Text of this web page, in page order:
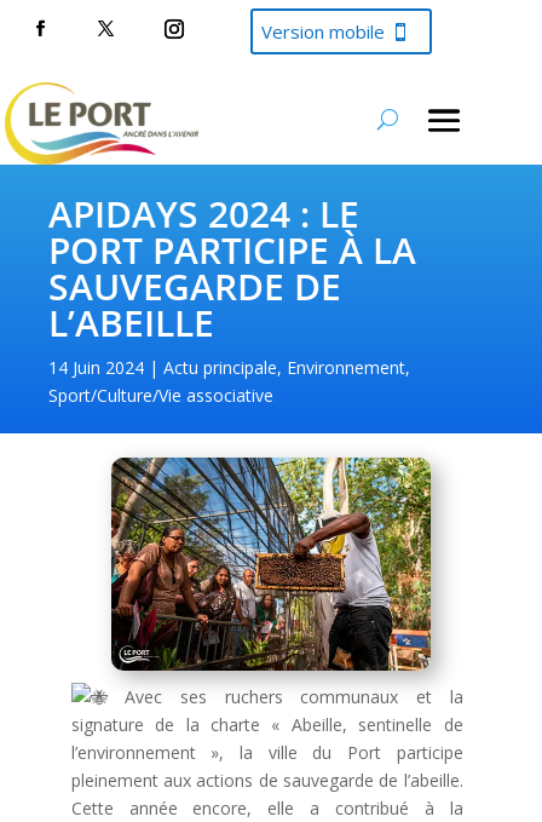
Version mobile
APIDAYS 2024 : LE
PORT PARTICIPE À LA
SAUVEGARDE DE
L’ABEILLE
14 Juin 2024 Actu principale, Environnement,
Sport/Culture/Vie associative
Avec ses ruchers communaux et la
signature de la charte « Abeille, sentinelle de
l’environnement », la ville du Port participe
pleinement aux actions de sauvegarde de l’abeille.
Cette année encore, elle a contribué à la